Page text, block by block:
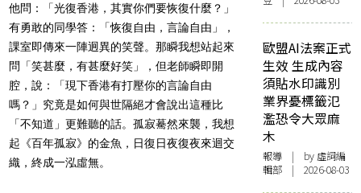
他問：「光復香港，其實你們要恢復什麼？」
有勇敢的同學答：「恢復自由，言論自由」，
課室即傳來一陣迥異的笑聲。那瞬我想站起來
問「笑甚麼，有甚麼好笑」，但老師瞬即開
腔，說：「現下香港有打壓你的言論自由
嗎？」究竟是如何與世隔絕才會說出這種比
「不知道」更難聽的話。孤寂驀然來襲，我想
起《百年孤寂》的金魚，日復日夜復夜來迴交
織，終成一泓虛無。
歐盟AI法案正式
生效 生成內容
須貼水印識別
業界憂標籤氾
濫恐令大眾麻
木
報導 | by 虛詞編
輯部 | 2026-08-03